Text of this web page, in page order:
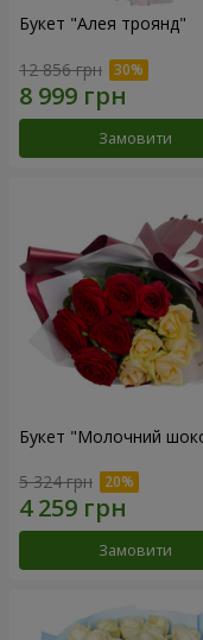
Букет "Алея троянд"
12 856 грн
Замовити
Букет "Молочний
5 324 грн
Замовити